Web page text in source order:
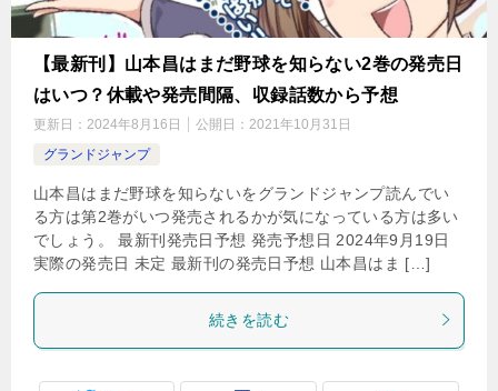
【最新刊】山本昌はまだ野球を知らない2巻の発売日
はいつ？休載や発売間隔、収録話数から予想
更新日： 2024年8月16日 公開日： 2021年10月31日
グランドジャンプ
山本昌はまだ野球を知らないをグランドジャンプ読んでい
る方は第2巻がいつ発売されるかが気になっている方は多い
でしょう。 最新刊発売日予想 発売予想日 2024年9月19日
実際の発売日 未定 最新刊の発売日予想 山本昌はま […]
続きを読む